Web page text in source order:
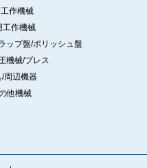
作機械
工作機械
ップ盤/ポリッシュ盤
機械/プレス
/周辺機器
他機械